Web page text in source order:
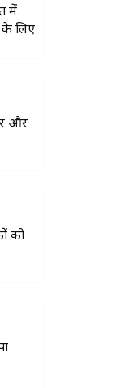
में
के लिए
और
को